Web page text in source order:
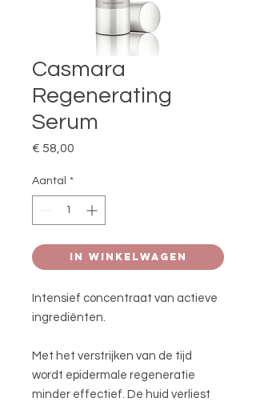
Casmara
Regenerating
Serum
€ 58,00
Aantal *
In winkelwagen
Intensief concentraat van actieve
ingrediënten.
Met het verstrijken van de tijd
wordt epidermale regeneratie
minder effectief. De huid verliest